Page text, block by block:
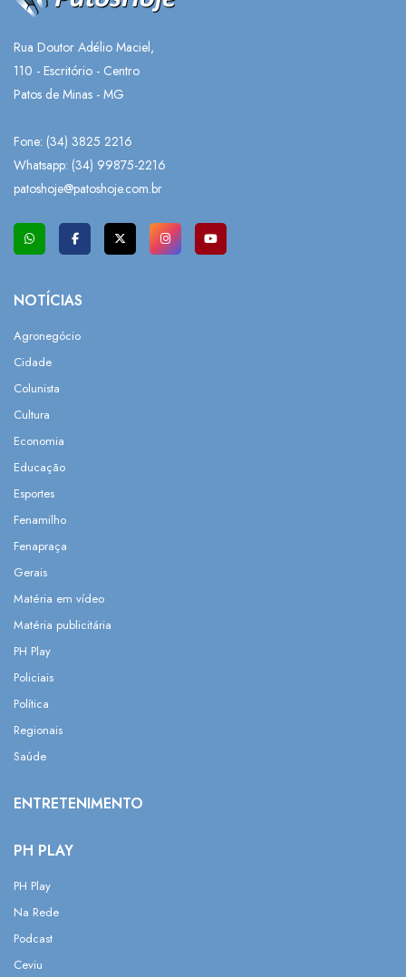
Rua Doutor Adélio Maciel,
110 - Escritório - Centro
Patos de Minas - MG
Fone: (34) 3825 2216
Whatsapp: (34) 99875-2216
patoshoje@patoshoje.com.br
NOTÍCIAS
Agronegócio
Cidade
Colunista
Cultura
Economia
Educação
Esportes
Fenamilho
Fenapraça
Gerais
Matéria em vídeo
Matéria publicitária
PH Play
Policiais
Política
Regionais
Saúde
ENTRETENIMENTO
PH PLAY
PH Play
Na Rede
Podcast
Ceviu